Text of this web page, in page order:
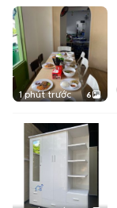
1 phút trước 6